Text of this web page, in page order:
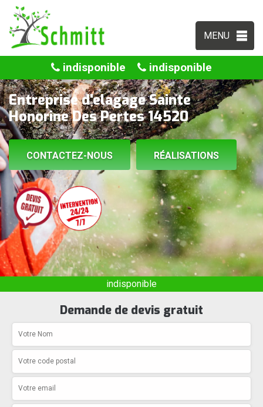
MENU
indisponible indisponible
Entreprise d'elagage Sainte
Honorine Des Pertes 14520
CONTACTEZ-NOUS RÉALISATIONS
indisponible
Demande de devis gratuit